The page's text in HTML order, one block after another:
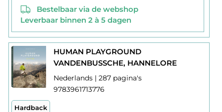
Bestelbaar via de webshop
Leverbaar binnen 2 à 5 dagen
HUMAN PLAYGROUND
VANDENBUSSCHE, HANNELORE
Nederlands | 287 pagina's
9783961713776
Hardback